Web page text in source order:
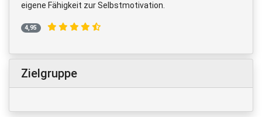
eigene Fähigkeit zur Selbstmotivation.
4,95
Zielgruppe